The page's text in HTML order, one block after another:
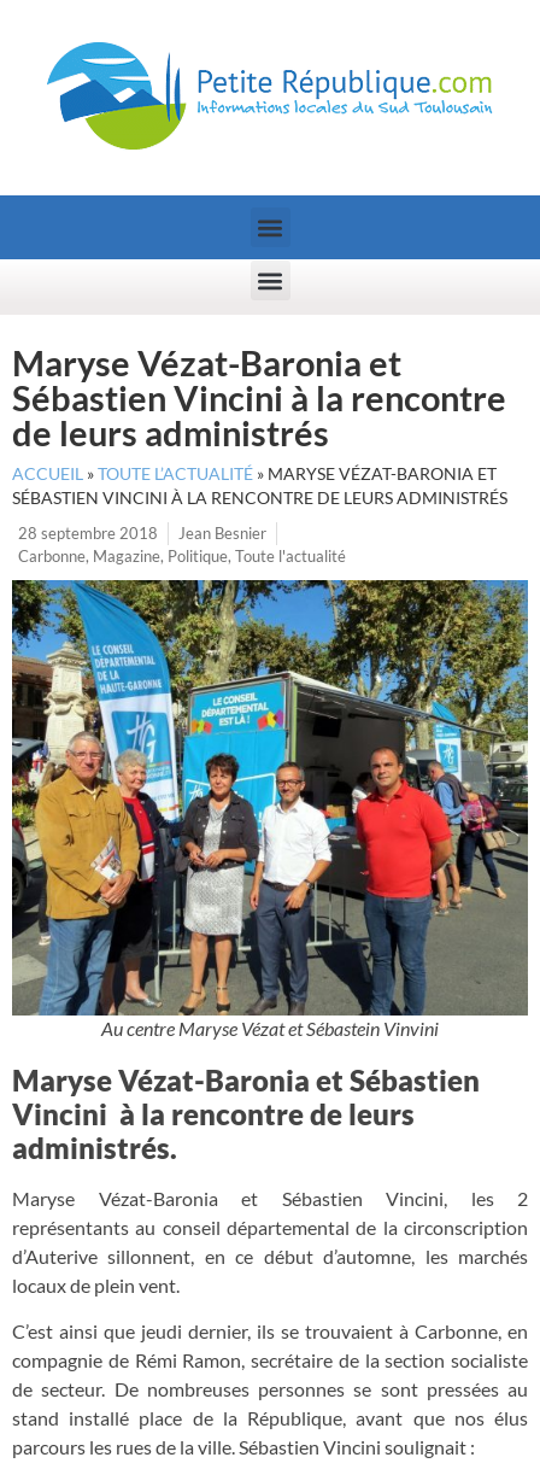
Maryse Vézat-Baronia et
Sébastien Vincini à la rencontre
de leurs administrés
ACCUEIL »TOUTE L’ACTUALITÉ » MARYSE VÉZAT-BARONIA ET
SÉBASTIEN VINCINI À LA RENCONTRE DE LEURS ADMINISTRÉS
28 septembre 2018
Jean Besnier
Carbonne, Magazine, Politique, Toute l'actualité
Au centre Maryse Vézat et Sébastein Vinvini
Maryse Vézat-Baronia et Sébastien
Vincini à la rencontre de leurs
administrés.
Maryse Vézat-Baronia et Sébastien Vincini, les 2
représentants au conseil départemental de la circonscription
d’Auterive sillonnent, en ce début d’automne, les marchés
locaux de plein vent.
C’est ainsi que jeudi dernier, ils se trouvaient à Carbonne, en
compagnie de Rémi Ramon, secrétaire de la section socialiste
de secteur. De nombreuses personnes se sont pressées au
stand installé place de la République, avant que nos élus
parcours les rues de la ville. Sébastien Vincini soulignait :